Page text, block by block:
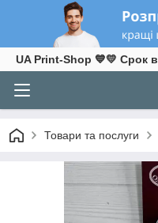
UA Print-Shop ​💙💛 Срок
Товари та послуги